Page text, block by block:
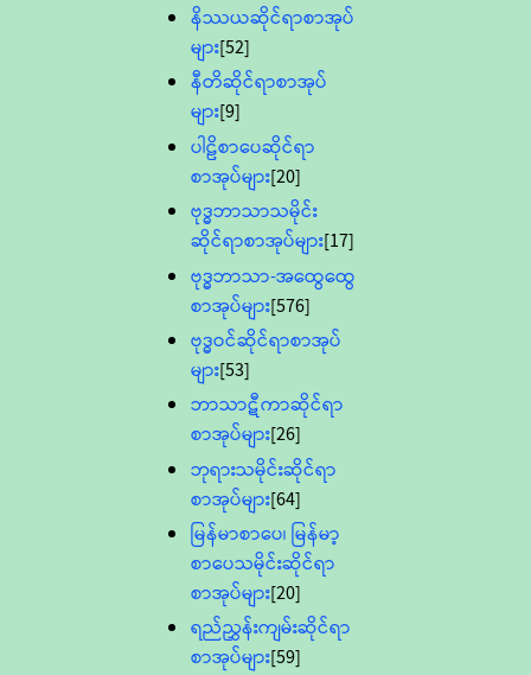
နိဿယဆိုင်ရာစာအုပ်
များ[52]
နီတိဆိုင်ရာစာအုပ်
များ[9]
ပါဠိစာပေဆိုင်ရာ
စာအုပ်များ[20]
ဗုဒ္ဓဘာသာသမိုင်း
ဆိုင်ရာစာအုပ်များ[17]
ဗုဒ္ဓဘာသာ-အထွေထွေ
စာအုပ်များ[576]
ဗုဒ္ဓဝင်ဆိုင်ရာစာအုပ်
များ[53]
ဘာသာဋီကာဆိုင်ရာ
စာအုပ်များ[26]
ဘုရားသမိုင်းဆိုင်ရာ
စာအုပ်များ[64]
မြန်မာစာပေ၊ မြန်မာ့
စာပေသမိုင်းဆိုင်ရာ
စာအုပ်များ[20]
ရည်ညွှန်းကျမ်းဆိုင်ရာ
စာအုပ်များ[59]